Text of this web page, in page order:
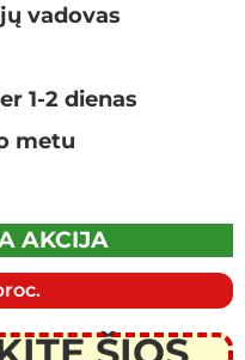
vadovas
1-2 dienas
metu
AKCIJA